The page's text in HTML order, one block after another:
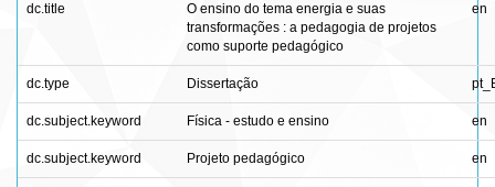
dc.title
O ensino do tema energia e suas
transformações : a pedagogia de projetos
como suporte pedagógico
en
dc.type Dissertação
dc.subject.keyword Física - estudo e ensino en
dc.subject.keyword Projeto pedagógico en